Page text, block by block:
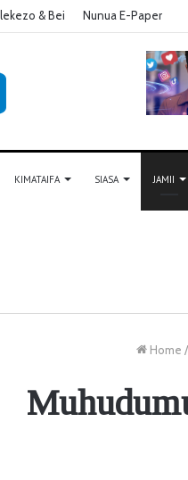
& Bei Nunua E-Paper
KIMATAIFA SIASA JAMII
Home /